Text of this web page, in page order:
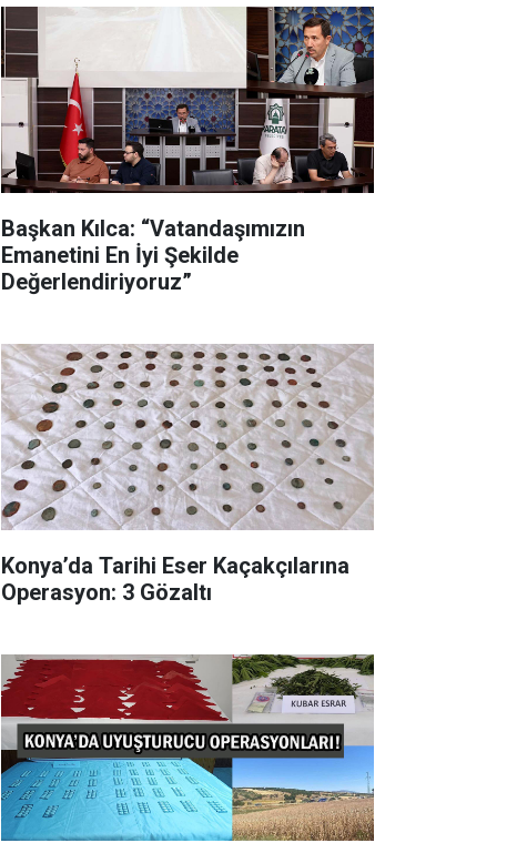
Başkan Kılca: “Vatandaşımızın
Emanetini En İyi Şekilde
Değerlendiriyoruz”
Konya’da Tarihi Eser Kaçakçılarına
Operasyon: 3 Gözaltı